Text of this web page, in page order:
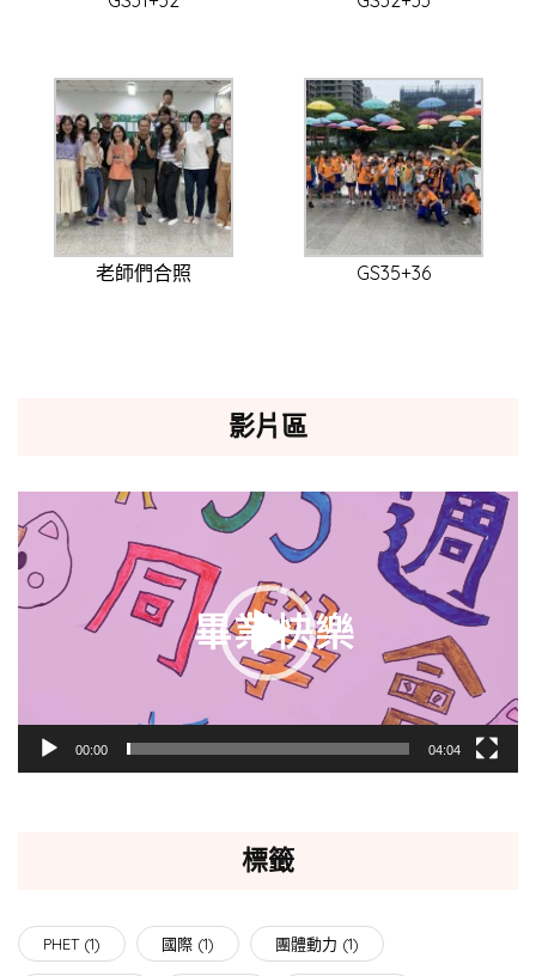
老師們合照 GS35+36
影片區
訊
播
放
00:00 04:04
標籤
PHET(1) 國際 (1) 團體動力 (1)